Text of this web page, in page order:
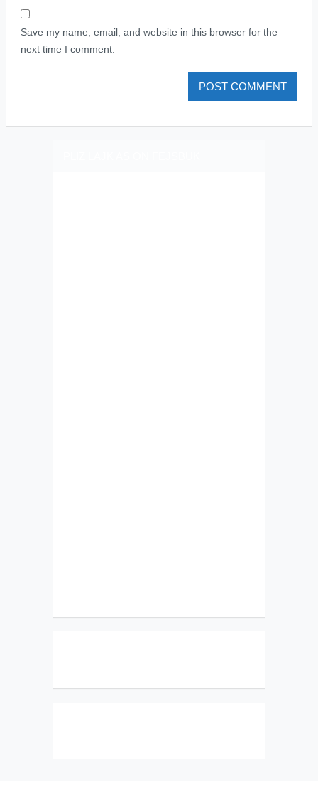
Save my name, email, and website in this browser for the
next time I comment.